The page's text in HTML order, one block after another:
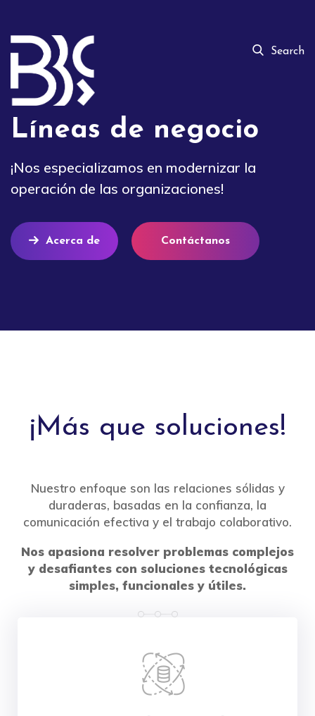
Search
Líneas de negocio
¡Nos especializamos en modernizar la
operación de las organizaciones!
Acerca de Contáctanos
¡Más que soluciones!
Nuestro enfoque son las relaciones sólidas y
duraderas, basadas en la confianza, la
comunicación efectiva y el trabajo colaborativo.
Nos apasiona resolver problemas complejos
y desafiantes con soluciones tecnológicas
simples, funcionales y útiles.